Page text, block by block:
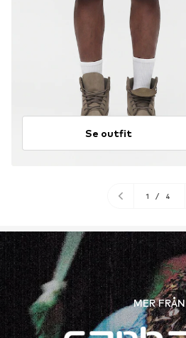
Se outfit
1 / 4
MER FRÅN